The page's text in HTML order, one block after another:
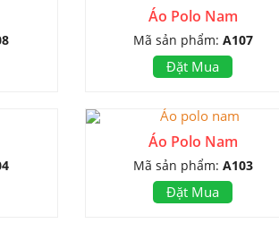
Áo Polo Nam
Mã sản phẩm: A107
Đặt Mua
Áo Polo Nam
Mã sản phẩm: A103
Đặt Mua